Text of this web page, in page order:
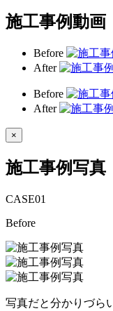
施工事例動画
Before
After
Before
After
×
施工事例写真
CASE01
Before
写真だと分かりづら